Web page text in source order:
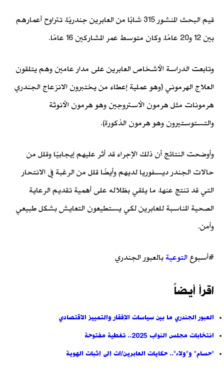
قيم البحث المنشور 315 شابًا من العابرين جندريًا، تتراوح أعمارهم
بين 12 و20 عامًا، وكان متوسط عمر المشاركين 16 عامًا.
وتابعت الدراسة الأشخاص العابرين على مدار عامين وهم يتلقون
العلاج الهرموني (وهو عملية إعطاء من يختبرون الانزعاج الجندري
هرمونات مثل هرمون الأستروجين وهو هرمون الأنوثة
والتستوستيرون وهو هرمون الذكورة).
وأوضحت النتائج أن ذلك الإجراء قد أثر عليهم إيجابيًا وقلل من
حالات الجندر ديسفوريا لديهم وأيضًا قلل من الرغبة في الانتحار
التي قد تنتج عنها، ما يلقي بظلاله على أهمية تقديم الرعاية
الصحية المناسبة للعابرين لكي يستطيعون التعايش بشكل طبيعي
وأمن.
#أسبوع التوعية بالعبور الجندري
اقرأ أيضاً
العبور الجندري ما بين سياسات الإفقار والتمييز الاقتصادي
انتخابات مجلس النواب 2025.. تغطية مفتوحة
"حسام" و"ولاء".. حكايات العابرين/ات إلى إثبات الهوية